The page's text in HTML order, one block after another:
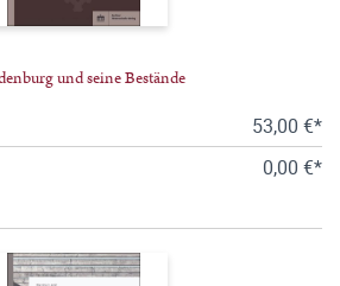
und seine Bestände
53,00 €*
0,00 €*